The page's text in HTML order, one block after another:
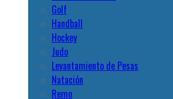
Golf
Handball
Hockey
Judo
Levantamiento de Pesas
Natación
Remo